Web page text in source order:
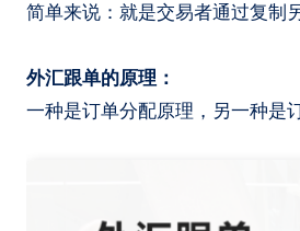
简单来说：就是交易者通过复制
外汇跟单的原理：
一种是订单分配原理，另一种是